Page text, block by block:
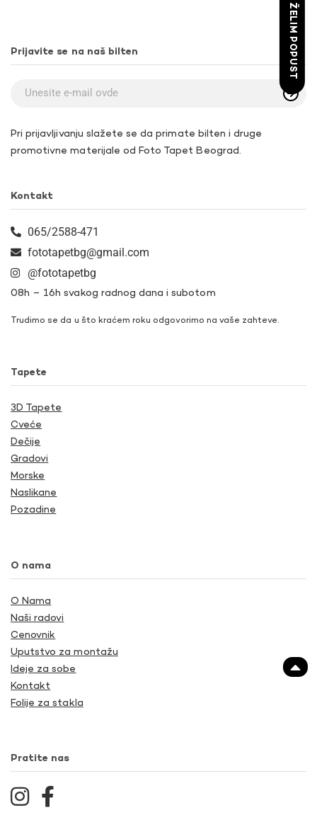
Prijavite se na naš bilten
Pri prijavljivanju slažete se da primate bilten i druge
promotivne materijale od Foto Tapet Beograd.
Kontakt
065/2588-471
fototapetbg@gmail.com
@fototapetbg
08h – 16h svakog radnog dana i subotom
Trudimo se da u što kraćem roku odgovorimo na vaše zahteve.
Tapete
3D Tapete
Cveće
Dečije
Gradovi
Morske
Naslikane
Pozadine
O nama
O Nama
Naši radovi
Cenovnik
Uputstvo za montažu
Ideje za sobe
Kontakt
Folije za stakla
Pratite nas
ŽELIM POPUST